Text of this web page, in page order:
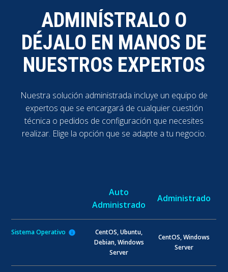
ADMINÍSTRALO O
DÉJALO EN MANOS DE
NUESTROS EXPERTOS
Nuestra solución administrada incluye un equipo de
expertos que se encargará de cualquier cuestión
técnica o pedidos de configuración que necesites
realizar. Elige la opción que se adapte a tu negocio.
Auto
Administrado
Administrado
Sistema Operativo info
CentOS, Ubuntu,
Debian, Windows
Server
CentOS, Windows
Server